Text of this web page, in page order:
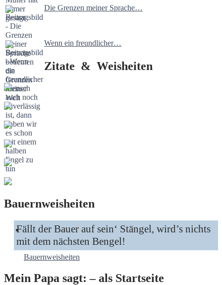
Die Grenzen meiner Sprache…
Wenn ein freundlicher…
Zitate & Weisheiten
Bauernweisheiten
Fällt der Bauer auf sein‘ Stängel, wird’s nichts
mit dem nächsten Bengel!
Bauernweisheiten
Mein Papa sagt: – als Startseite